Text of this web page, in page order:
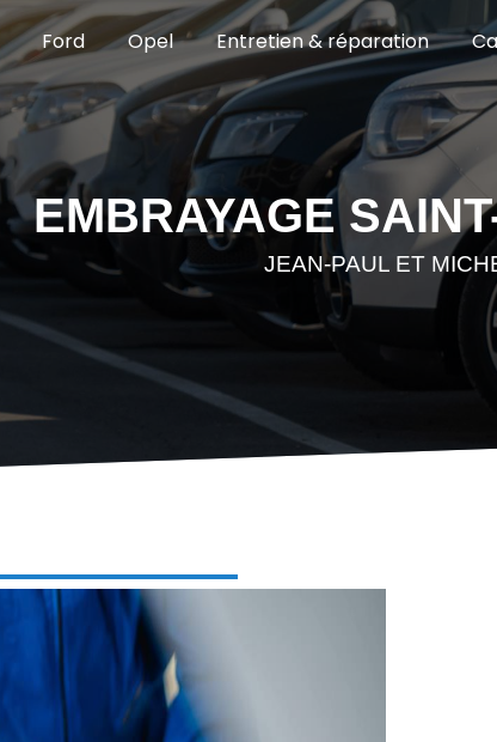
Ford Opel Entretien & réparation
EMBRAYAGE
JEAN-PAUL ET